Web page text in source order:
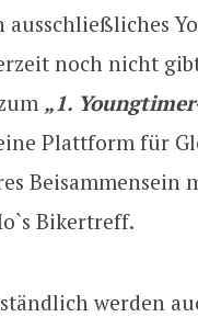
ausschließliches
noch nicht
„1.
Plattform für
Beisammensein
Bikertreff.
werden